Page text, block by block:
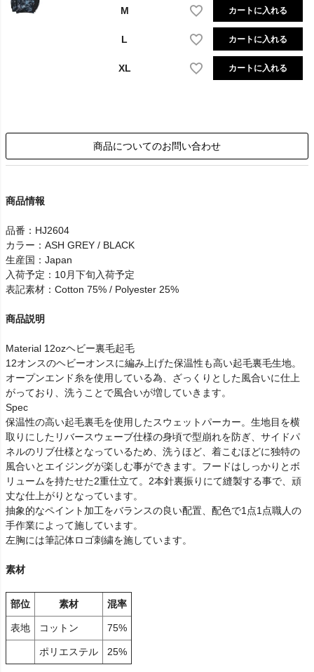
M カートに入れる
L カートに入れる
XL カートに入れる
商品についてのお問い合わせ
商品情報
品番：HJ2604
カラー：ASH GREY / BLACK
生産国：Japan
入荷予定：10月下旬入荷予定
表記素材：Cotton 75% / Polyester 25%
商品説明
Material 12ozヘビー裏毛起毛
12オンスのヘビーオンスに編み上げた保温性も高い起毛裏毛生地。
オープンエンド糸を使用している為、ざっくりとした風合いに仕上
がっており、洗うことで風合いが増していきます。
Spec
保温性の高い起毛裏毛を使用したスウェットパーカー。生地目を横
取りにしたリバースウェーブ仕様の身頃で型崩れを防ぎ、サイドパ
ネルのリブ仕様となっているため、洗うほど、着こむほどに独特の
風合いとエイジングが楽しむ事ができます。フードはしっかりとボ
リュームを持たせた2重仕立て。2本針裏振りにて縫製する事で、頑
丈な仕上がりとなっています。
抽象的なペイント加工をバランスの良い配置、配色で1点1点職人の
手作業によって施しています。
左胸には筆記体ロゴ刺繍を施しています。
素材
部位 素材 混率
表地 コットン 75%
ポリエステル 25%